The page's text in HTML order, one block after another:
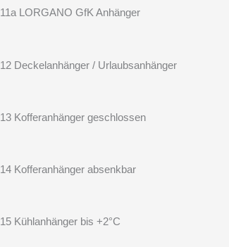
11a LORGANO GfK Anhänger
12 Deckelanhänger / Urlaubsanhänger
13 Kofferanhänger geschlossen
14 Kofferanhänger absenkbar
15 Kühlanhänger bis +2°C